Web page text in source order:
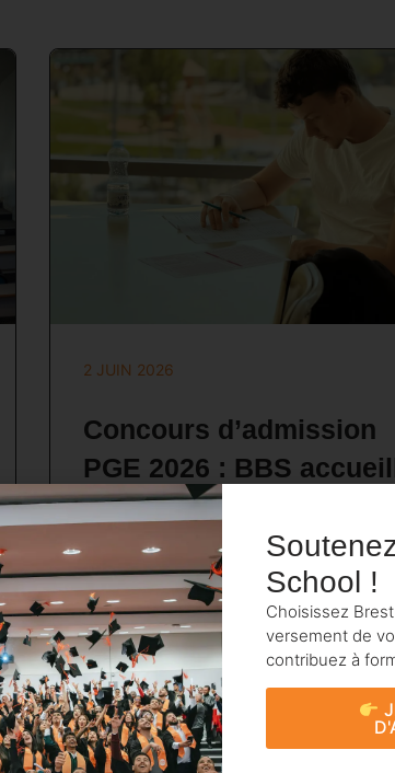
2 JUIN 2026
Concours d’admission
PGE 2026 : BBS
les candidats en
orales
BBS organise en juin 2026 les épreuves
d’admission du Programme Grande École
les candidats issus de classes
CAMILLE MORIN
School !
Choisissez
versement de
contribuez à